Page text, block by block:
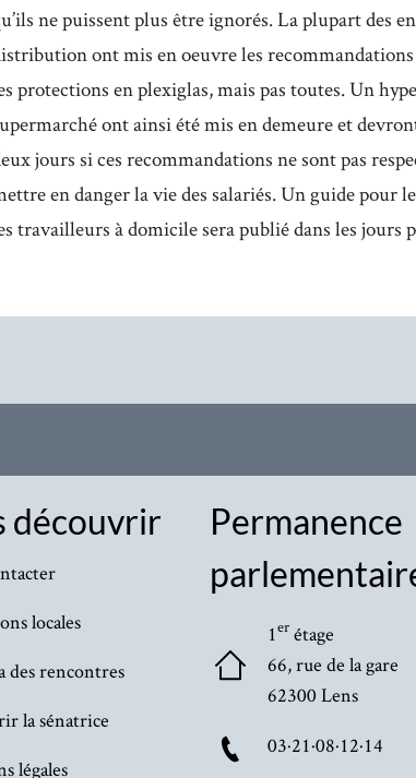
ne puissent plus être ignorés. La plupart des
ont mis en oeuvre les
protections en plexiglas, mais pas toutes. Un
ont ainsi été mis en demeure et
jours si ces recommandations ne sont pas
en danger la vie des salariés. Un guide pour
travailleurs à domicile sera publié dans les jours
découvrir
locales
des rencontres
la sénatrice
légales
Permanence
1er étage
66, rue de la gare
62300 Lens
03·21·08·12·14